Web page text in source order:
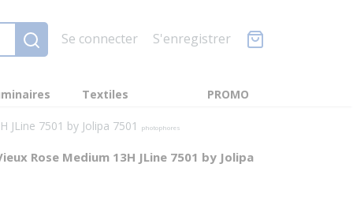
Se connecter S'enregistrer
PROMO
Textiles
JLine 7501 by Jolipa 7501 photophores
Rose Medium 13H JLine 7501 by Jolipa